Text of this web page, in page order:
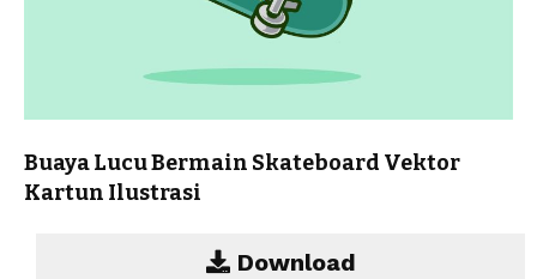
Buaya Lucu Bermain Skateboard Vektor
Kartun Ilustrasi
Download